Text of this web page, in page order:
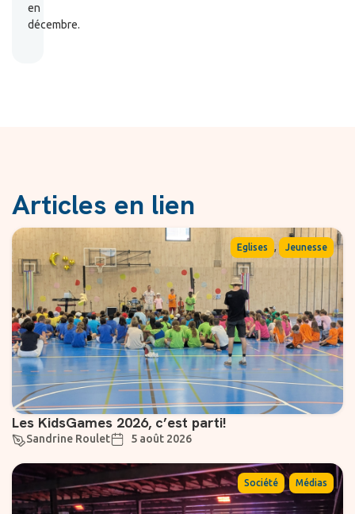
en
décembre.
Articles en lien
Eglises , Jeunesse
Les KidsGames 2026, c’est parti!
Sandrine Roulet 5 août 2026
Société , Médias